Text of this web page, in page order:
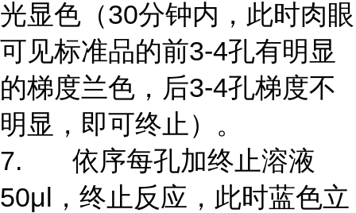
光显色（30分钟内，此时肉眼
可见标准品的前3-4孔有明显
的梯度兰色，后3-4孔梯度不
明显，即可终止）。
7. 依序每孔加终止溶液
50μl，终止反应，此时蓝色立